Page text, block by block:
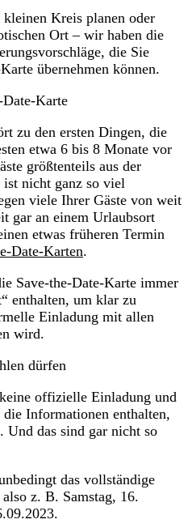
Kreis planen oder
Ort – wir haben die
die Sie
übernehmen können.
Karte
zu den ersten Dingen, die
etwa 6 bis 8 Monate vor
größtenteils aus der
ist nicht ganz so viel
viele Ihrer Gäste von weit
gar an einem Urlaubsort
etwas früheren Termin
Date-Karten.
Save-the-Date-Karte immer
enthalten, um klar zu
Einladung mit allen
wird.
dürfen
offizielle Einladung und
Informationen enthalten,
das sind gar nicht so
das vollständige
z. B. Samstag, 16.
für Save-the-Date-